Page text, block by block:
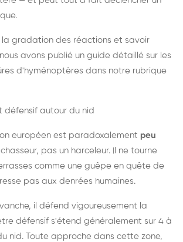
la gradation des réactions et savoir
avons publié un guide détaillé sur les
d'hyménoptères dans notre rubrique
défensif autour du nid
européen est paradoxalement peu
pas un harceleur. Il ne tourne
comme une guêpe en quête de
pas aux denrées humaines.
il défend vigoureusement la
défensif s'étend généralement sur 4 à
nid. Toute approche dans cette zone,